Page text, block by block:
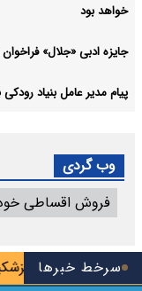
سرخط خبرها
شهریور
خواهد بود
جایزه ادبی «جلال» فراخوان
پیام مدیر عامل بنیاد
وب گردی
فروش اقساطی